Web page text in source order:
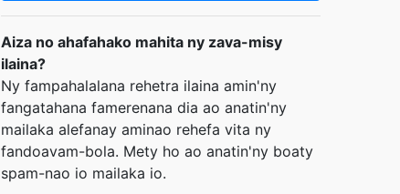
Aiza no ahafahako mahita ny zava-misy
ilaina?
Ny fampahalalana rehetra ilaina amin'ny
fangatahana famerenana dia ao anatin'ny
mailaka alefanay aminao rehefa vita ny
fandoavam-bola. Mety ho ao anatin'ny boaty
spam-nao io mailaka io.